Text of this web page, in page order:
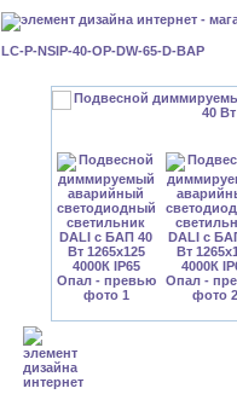
LC-P-NSIP-40-OP-DW-65-D-BAP